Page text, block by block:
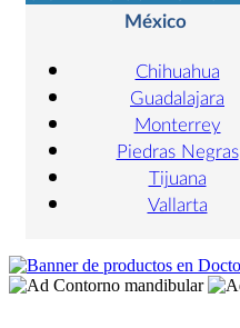
México
Chihuahua
Guadalajara
Monterrey
Piedras Negras
Tijuana
Vallarta